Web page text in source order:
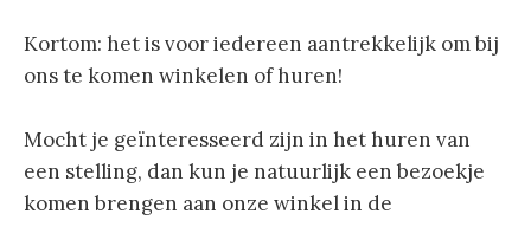
Kortom: het is voor iedereen aantrekkelijk om bij
ons te komen winkelen of huren!
Mocht je geïnteresseerd zijn in het huren van
een stelling, dan kun je natuurlijk een bezoekje
komen brengen aan onze winkel in de